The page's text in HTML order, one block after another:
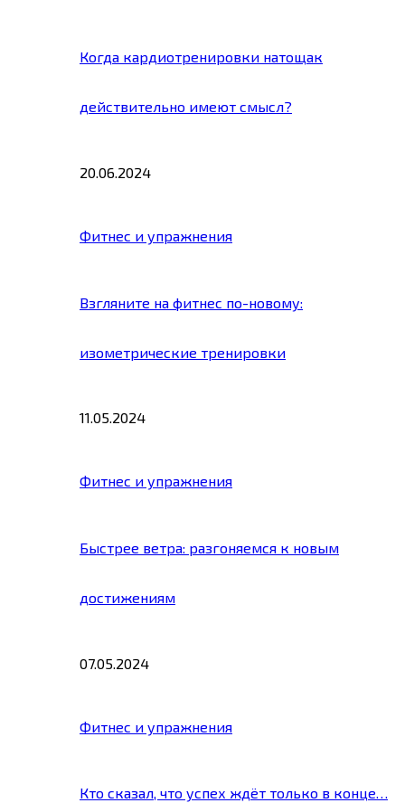
Когда кардиотренировки натощак
действительно имеют смысл?
20.06.2024
Фитнес и упражнения
Взгляните на фитнес по-новому:
изометрические тренировки
11.05.2024
Фитнес и упражнения
Быстрее ветра: разгоняемся к новым
достижениям
07.05.2024
Фитнес и упражнения
Кто сказал, что успех ждёт только в конце…